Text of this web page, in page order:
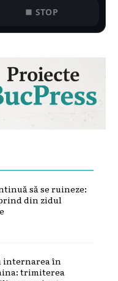
STOP
să se ruineze:
din zidul
internarea în
trimiterea